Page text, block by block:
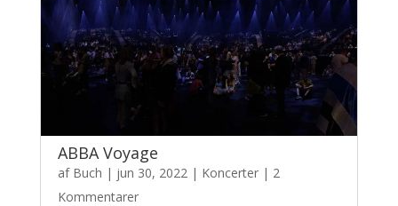
ABBA Voyage
af Buch | jun 30, 2022| Koncerter| 2
Kommentarer